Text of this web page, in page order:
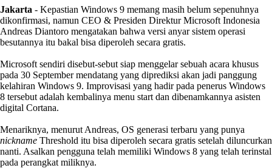
Jakarta - Kepastian Windows 9 memang masih belum sepenuhnya
dikonfirmasi, namun CEO & Presiden Direktur Microsoft Indonesia
Andreas Diantoro mengatakan bahwa versi anyar sistem operasi
besutannya itu bakal bisa diperoleh secara gratis.
Microsoft sendiri disebut-sebut siap menggelar sebuah acara khusus
pada 30 September mendatang yang diprediksi akan jadi panggung
kelahiran Windows 9. Improvisasi yang hadir pada penerus Windows
8 tersebut adalah kembalinya menu start dan dibenamkannya asisten
digital Cortana.
Menariknya, menurut Andreas, OS generasi terbaru yang punya
nickname Threshold itu bisa diperoleh secara gratis setelah diluncurkan
nanti. Asalkan pengguna telah memiliki Windows 8 yang telah terinstal
pada perangkat miliknya.